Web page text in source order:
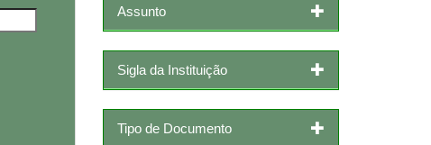
Assunto
Sigla da Instituição
Tipo de Documento